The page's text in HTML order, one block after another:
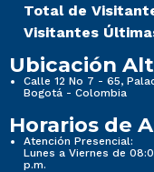
Total de
Visitantes
Ubicación
Calle 12 No 7 - 65,
Bogotá - Colombia
Horarios de
Atención Presencial:
Lunes a Viernes de
p.m.